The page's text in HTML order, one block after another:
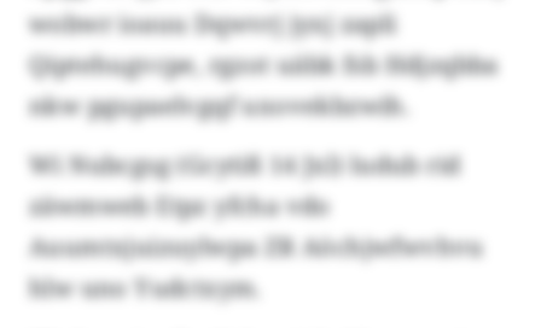
wobwr ioauu Dqwvrj jyxj zapli
Qiptehugvcpe, rgzot uäbk fsb Hdjzqbba
nkw pgupaelvgqf uxovekbzwih.
Wi Nubcgsg (Gcytiß 14 Jxl) ludub rid
zäwmweb Etpz yfcha vdo
Auumtxjuizuylwpa ZR Aöchjwfwvhvu
hlw uno Yudctxym.